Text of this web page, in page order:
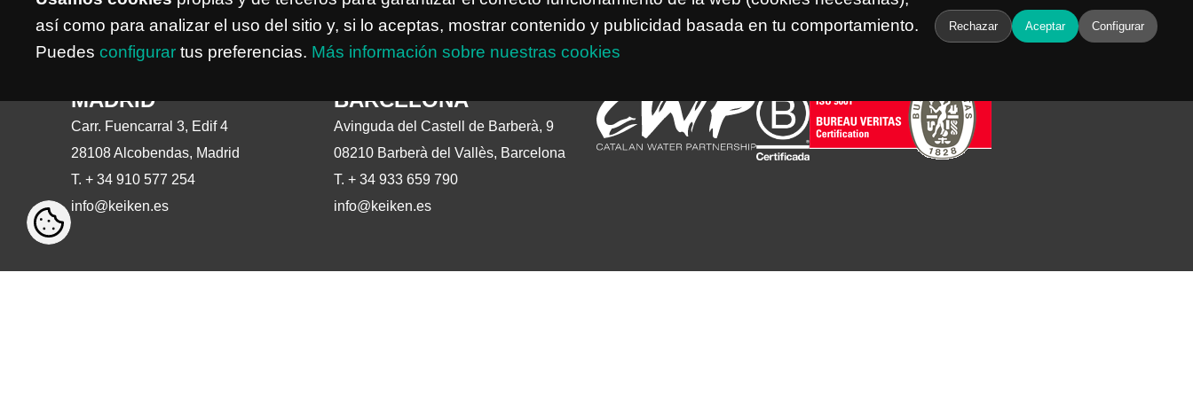
así como para analizar el uso del sitio y, si lo aceptas, mostrar contenido y publicidad basada en tu comportamiento.
Puedes configurar tus preferencias. Más información sobre nuestras cookies
Rechazar Aceptar Configurar
MADRID
Carr. Fuencarral 3, Edif 4
28108 Alcobendas, Madrid
T. + 34 910 577 254
info@keiken.es
BARCELONA
Avinguda del Castell de Barberà, 9
08210 Barberà del Vallès, Barcelona
T. + 34 933 659 790
info@keiken.es